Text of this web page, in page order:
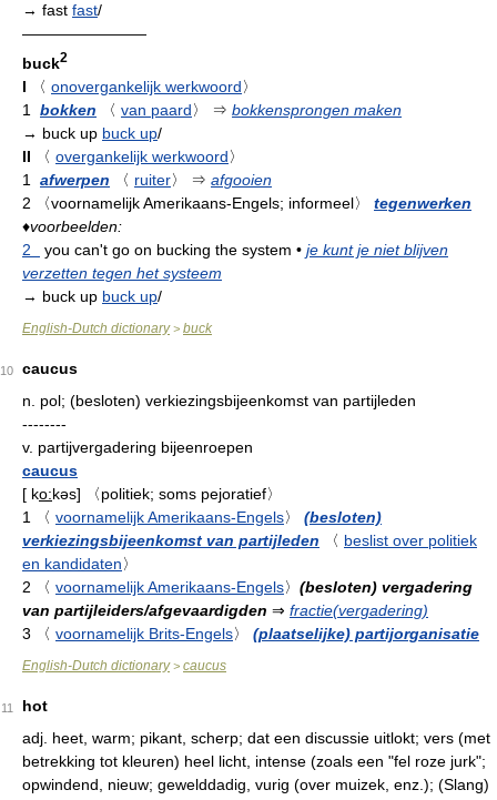
→ fast fast/
————————
buck2
I 〈 onovergankelijk werkwoord〉
1
bokken 〈 van paard〉 ⇒ bokkensprongen maken
→ buck up buck up/
II
〈 overgankelijk werkwoord〉
1
afwerpen 〈 ruiter〉 ⇒ afgooien
2
〈voornamelijk Amerikaans-Engels; informeel〉
tegenwerken
♦voorbeelden:
2
you can't go on bucking the system • je kunt je niet blijven
verzetten tegen het systeem
→ buck up buck up/
English-Dutch dictionary> buck
10
caucus
n.
pol; (besloten) verkiezingsbijeenkomst van partijleden
--------
v. partijvergadering bijeenroepen
caucus
[ ko:kəs]
〈politiek; soms pejoratief〉
1
〈 voornamelijk Amerikaans-Engels〉
(besloten)
verkiezingsbijeenkomst van partijleden
〈 beslist over politiek
en kandidaten〉
2
〈 voornamelijk Amerikaans-Engels〉 (besloten) vergadering
van partijleiders/afgevaardigden ⇒ fractie(vergadering)
3
〈 voornamelijk Brits-Engels〉 (plaatselijke) partijorganisatie
English-Dutch dictionary> caucus
11
hot
adj. heet, warm; pikant, scherp; dat een discussie uitlokt; vers (met
betrekking tot kleuren) heel licht, intense (zoals een "fel roze jurk";
opwindend, nieuw; gewelddadig, vurig (over muizek, enz.); (Slang)